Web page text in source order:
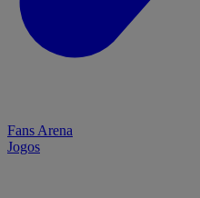
Fans Arena
Jogos